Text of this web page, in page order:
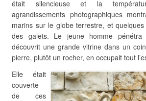
était silencieuse et la
agrandissements photographiques
marins sur le globe terrestre, et
des galets. Le jeune homme
découvrit une grande vitrine dans un
pierre, plutôt un rocher, en occupait tout
Elle était
couverte
de ces